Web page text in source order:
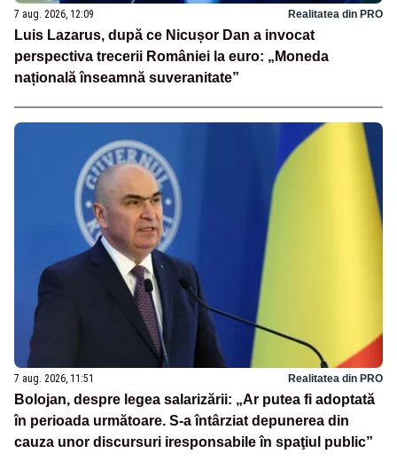
7 aug. 2026, 12:09 Realitatea din PRO
Luis Lazarus, după ce Nicușor Dan a invocat
perspectiva trecerii României la euro: „Moneda
națională înseamnă suveranitate”
7 aug. 2026, 11:51 Realitatea din PRO
Bolojan, despre legea salarizării: „Ar putea fi adoptată
în perioada următoare. S-a întârziat depunerea din
cauza unor discursuri iresponsabile în spaţiul public”